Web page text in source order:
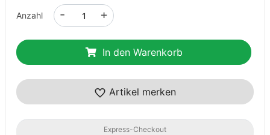
Anzahl +
-
In den Warenkorb
Artikel merken
Express-Checkout